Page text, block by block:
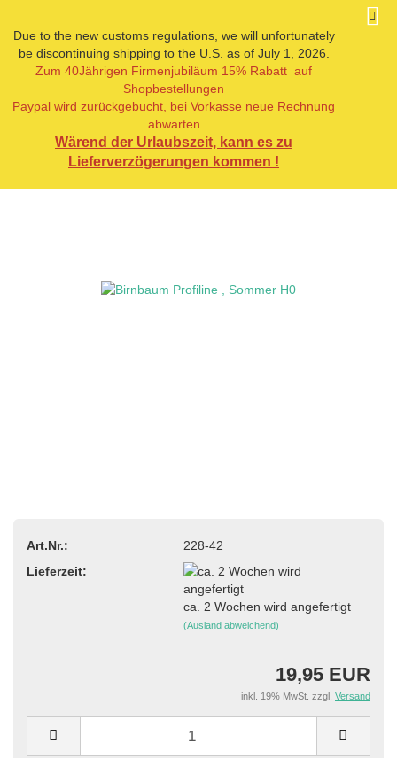
Due to the new customs regulations, we will unfortunately
be discontinuing shipping to the U.S. as of July 1, 2026.
Zum 40Jährigen Firmenjubiläum 15% Rabatt auf
Shopbestellungen
Paypal wird zurückgebucht, bei Vorkasse neue Rechnung
abwarten
Wärend der Urlaubszeit, kann es zu
Lieferverzögerungen kommen !
« Erster « zurück weiter »
Letzter »
Artikel in dieser Kategorie
Birnbaum Profiline , Sommer H0
Art.Nr.:
228-42
Lieferzeit:
ca. 2 Wochen wird angefertigt
(Ausland abweichend)
19,95 EUR
inkl. 19% MwSt. zzgl. Versand